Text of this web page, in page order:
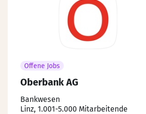
Offene Jobs
Oberbank AG
Bankwesen
Linz, 1.001-5.000 Mitarbeitende